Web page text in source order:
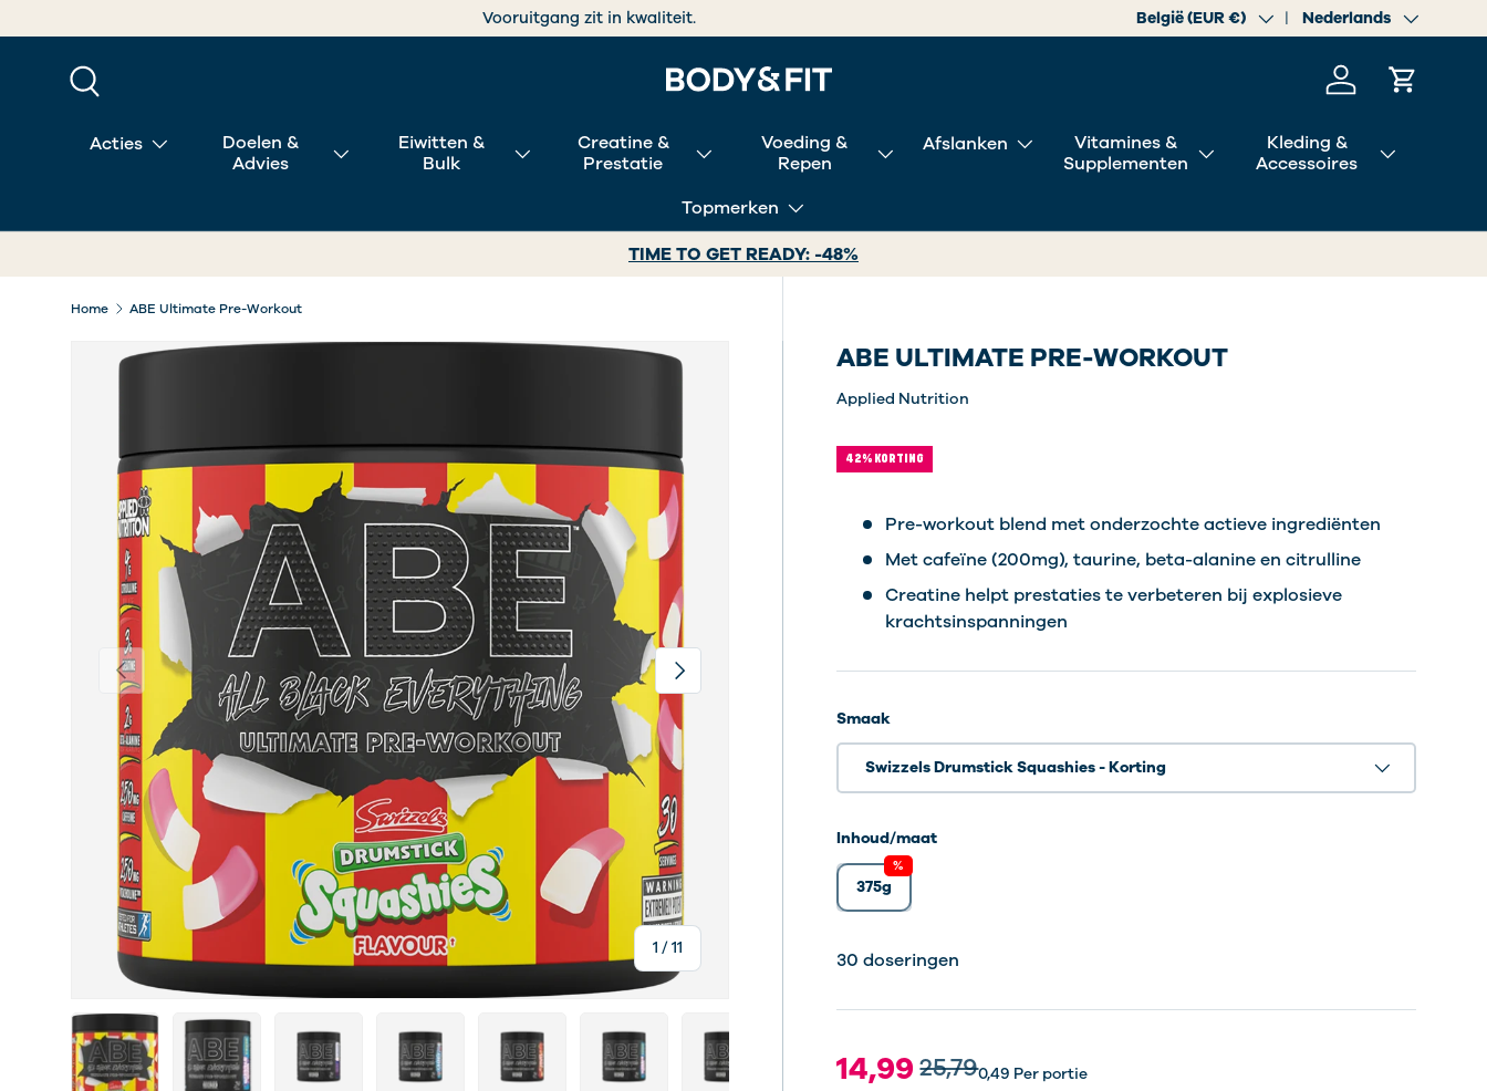
GA NAAR INHOUD
Vooruitgang zit in kwaliteit. Land/Regio
België (EUR €) Taal Nederlands
Inloggen
Acties
Doelen &
Advies
Eiwitten &
Bulk
Creatine &
Prestatie
Voeding &
Repen
Afslanken
Vitamines &
Supplementen
Kleding &
Accessoires
Topmerken
TIME TO GET READY: -48%
Home ABE Ultimate Pre-Workout
Vorige
1 /van
11
Volgende
Laad afbeelding 11 in gallerij-weergave
Laad afbeelding 12 in gallerij-weergave
Laad afbeelding 13 in gallerij-weergave
Laad afbeelding 14 in gallerij-weergave
Laad afbeelding 15 in gallerij-weergave
Laad afbeelding 16 in gallerij-weergave
Laad afbeelding 17 in gallerij-weergave
ABE ULTIMATE PRE-WORKOUT
Applied Nutrition
42% KORTING
Pre-workout blend met onderzochte actieve ingrediënten
Met cafeïne (200mg), taurine, beta-alanine en citrulline
Creatine helpt prestaties te verbeteren bij explosieve
krachtsinspanningen
Smaak
Swizzels Drumstick Squashies - Korting
Inhoud/maat
375g
%
30 dosering
30 dosering
30 dosering
30 dosering
30 dosering
30 dosering
30 dosering
30 dosering
30 dosering
30 dosering
30 doseringen
14,99 25,790,49 Per portie